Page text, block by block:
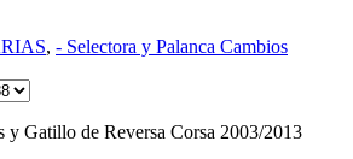
, - Selectora y Palanca Cambios
y Gatillo de Reversa Corsa 2003/2013